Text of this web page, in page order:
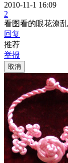
2010-11-1 16:09
2
看图看的眼花潦
回复
推荐
举报
取消